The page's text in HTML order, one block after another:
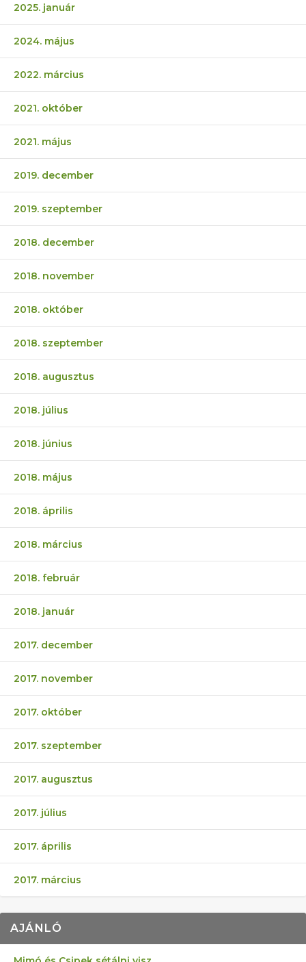
2025. január
2024. május
2022. március
2021. október
2021. május
2019. december
2019. szeptember
2018. december
2018. november
2018. október
2018. szeptember
2018. augusztus
2018. július
2018. június
2018. május
2018. április
2018. március
2018. február
2018. január
2017. december
2017. november
2017. október
2017. szeptember
2017. augusztus
2017. július
2017. április
2017. március
AJÁNLÓ